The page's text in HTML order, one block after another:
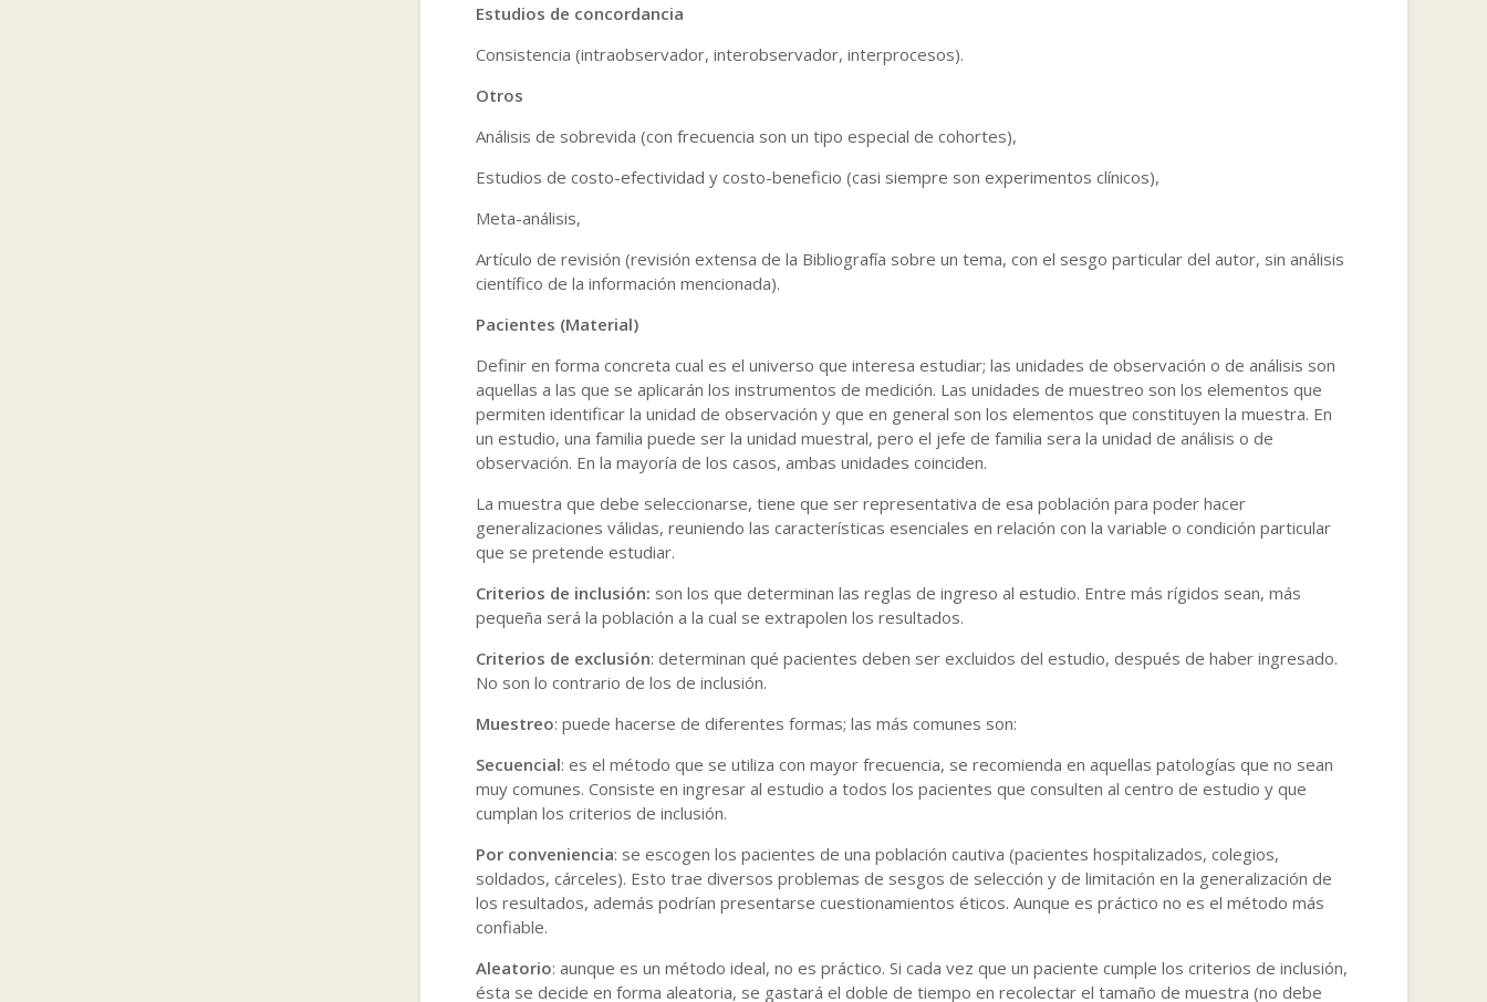
Estudios de concordancia
Consistencia (intraobservador, interobservador, interprocesos).
Otros
Análisis de sobrevida (con frecuencia son un tipo especial de cohortes),
Estudios de costo-efectividad y costo-beneficio (casi siempre son experimentos clínicos),
Meta-análisis,
Artículo de revisión (revisión extensa de la Bibliografía sobre un tema, con el sesgo particular del autor, sin análisis
científico de la información mencionada).
Pacientes (Material)
Definir en forma concreta cual es el universo que interesa estudiar; las unidades de observación o de análisis son
aquellas a las que se aplicarán los instrumentos de medición. Las unidades de muestreo son los elementos que
permiten identificar la unidad de observación y que en general son los elementos que constituyen la muestra. En
un estudio, una familia puede ser la unidad muestral, pero el jefe de familia sera la unidad de análisis o de
observación. En la mayoría de los casos, ambas unidades coinciden.
La muestra que debe seleccionarse, tiene que ser representativa de esa población para poder hacer
generalizaciones válidas, reuniendo las características esenciales en relación con la variable o condición particular
que se pretende estudiar.
Criterios de inclusión: son los que determinan las reglas de ingreso al estudio. Entre más rígidos sean, más
pequeña será la población a la cual se extrapolen los resultados.
Criterios de exclusión: determinan qué pacientes deben ser excluidos del estudio, después de haber ingresado.
No son lo contrario de los de inclusión.
Muestreo: puede hacerse de diferentes formas; las más comunes son:
Secuencial: es el método que se utiliza con mayor frecuencia, se recomienda en aquellas patologías que no sean
muy comunes. Consiste en ingresar al estudio a todos los pacientes que consulten al centro de estudio y que
cumplan los criterios de inclusión.
Por conveniencia: se escogen los pacientes de una población cautiva (pacientes hospitalizados, colegios,
soldados, cárceles). Esto trae diversos problemas de sesgos de selección y de limitación en la generalización de
los resultados, además podrían presentarse cuestionamientos éticos. Aunque es práctico no es el método más
confiable.
Aleatorio: aunque es un método ideal, no es práctico. Si cada vez que un paciente cumple los criterios de inclusión,
ésta se decide en forma aleatoria, se gastará el doble de tiempo en recolectar el tamaño de muestra (no debe